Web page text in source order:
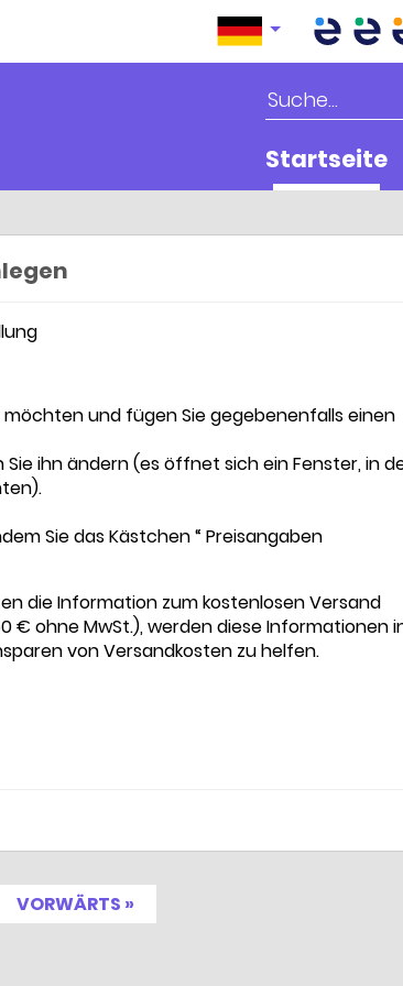
Startseite
und fügen Sie gegebenenfalls einen
Sie ihn ändern (es öffnet sich ein Fenster, in
Sie das Kästchen “ Preisangaben
die Information zum kostenlosen Versand
€ ohne MwSt.), werden diese Informationen
von Versandkosten zu helfen.
VORWÄRTS »